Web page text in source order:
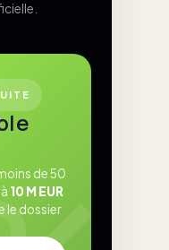
de 50
10 M EUR
le dossier